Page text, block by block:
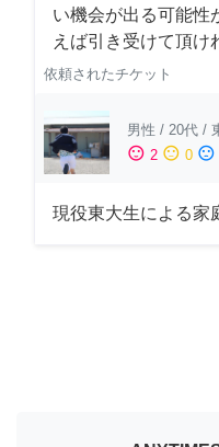
い機会が出る可能性
えば引き受けて頂け
依頼されたチケット
男性 / 20代 /
sentiment_satisfied 2 sentiment_neutral 0 sentiment_dissatisfied
現役東大生による家